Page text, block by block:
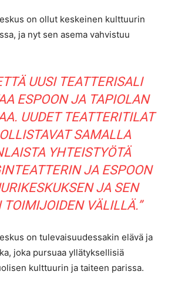
on ollut keskeinen kulttuurin
ja nyt sen asema vahvistuu
UUSI TEATTERISALI
ESPOON JA TAPIOLAN
UUDET TEATTERITILAT
SAMALLA
YHTEISTYÖTÄ
JA ESPOON
JA SEN
TOIMIJOIDEN VÄLILLÄ.”
on tulevaisuudessakin elävä ja
joka pursuaa yllätyksellisiä
kulttuurin ja taiteen parissa.